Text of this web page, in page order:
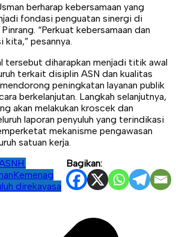
berharap kebersamaan yang
fondasi penguatan sinergi di
“Perkuat kebersamaan dan
pesannya.
tersebut diharapkan menjadi titik awal
terkait disiplin ASN dan kualitas
peningkatan layanan publik
berkelanjutan. Langkah selanjutnya,
akan melakukan kroscek dan
laporan penyuluh yang terindikasi
mekanisme pengawasan
satuan kerja.
Bagikan:
H.
Kemenag
direkayasa